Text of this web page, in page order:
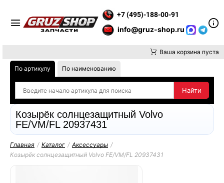
+7 (495)-188-00-91
info@gruz-shop.ru
Ваша корзина пуста
По артикулу По наименованию
Козырёк солнцезащитный Volvo
FE/VM/FL 20937431
Главная / Каталог / Аксессуары /
Козырёк солнцезащитный Volvo FE/VM/FL 20937431